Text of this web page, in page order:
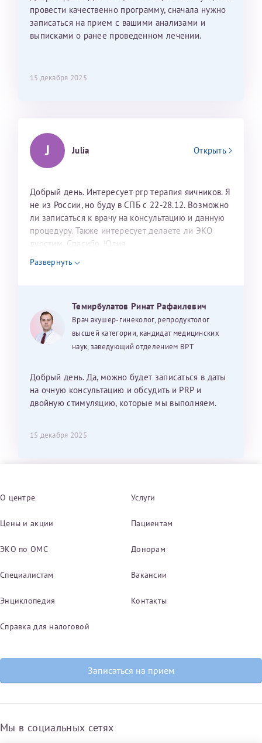
провести качественно программу, сначала нужно
записаться на прием с вашими анализами и
выписками о ранее проведенном лечении.
15 декабря 2025
J Julia Открыть
Добрый день. Интересует prp терапия яичников. Я
не из России, но буду в СПБ с 22-28.12. Возможно
ли записаться к врачу на консультацию и данную
процедуру. Также интересует делаете ли ЭКО
дуостим. Спасибо. Юлия
Развернуть
Темирбулатов Ринат Рафаилевич
Врач акушер-гинеколог, репродуктолог
высшей категории, кандидат медицинских
наук, заведующий отделением ВРТ
Добрый день. Да, можно будет записаться в даты
на очную консультацию и обсудить и PRP и
двойную стимуляцию, которые мы выполняем.
15 декабря 2025
О центре Услуги
Цены и акции Пациентам
ЭКО по ОМС Донорам
Специалистам Вакансии
Энциклопедия Контакты
Справка для налоговой
Записаться на прием
Мы в социальных сетях